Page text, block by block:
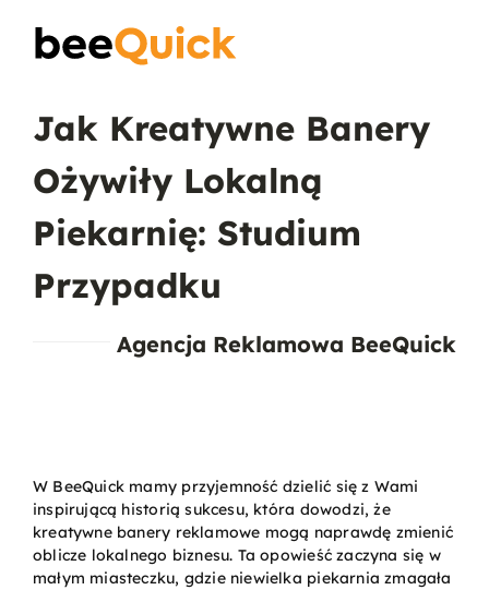
content
Wizytówki
Projektowanie Logotypów
Ulotki reklamowe
Wiedza
Kontakt
Jak Kreatywne Banery
Ożywiły Lokalną
Piekarnię: Studium
Przypadku
Agencja Reklamowa BeeQuick
W BeeQuick mamy przyjemność dzielić się z Wami
inspirującą historią sukcesu, która dowodzi, że
kreatywne banery reklamowe mogą naprawdę zmienić
oblicze lokalnego biznesu. Ta opowieść zaczyna się w
małym miasteczku, gdzie niewielka piekarnia zmagała